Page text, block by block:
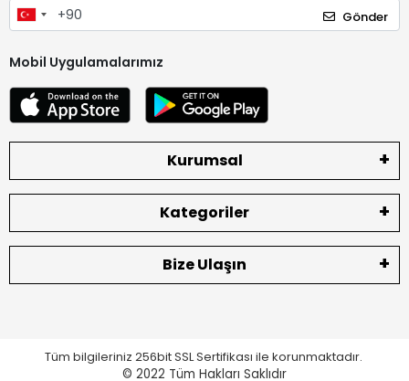
Gönder
Mobil Uygulamalarımız
Kurumsal
Kategoriler
Bize Ulaşın
Tüm bilgileriniz 256bit SSL Sertifikası ile korunmaktadır.
© 2022 Tüm Hakları Saklıdır